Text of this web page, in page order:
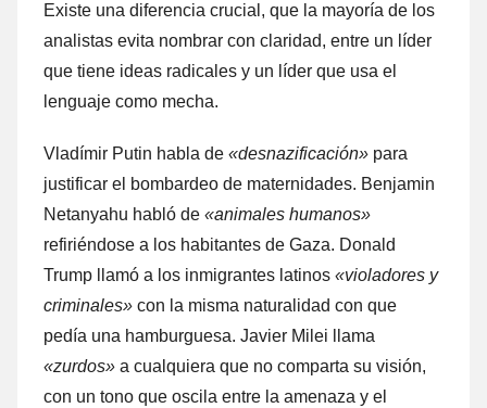
Existe una diferencia crucial, que la mayoría de los
analistas evita nombrar con claridad, entre un líder
que tiene ideas radicales y un líder que usa el
lenguaje como mecha.
Vladímir Putin habla de «desnazificación» para
justificar el bombardeo de maternidades. Benjamin
Netanyahu habló de «animales humanos»
refiriéndose a los habitantes de Gaza. Donald
Trump llamó a los inmigrantes latinos «violadores y
criminales» con la misma naturalidad con que
pedía una hamburguesa. Javier Milei llama
«zurdos» a cualquiera que no comparta su visión,
con un tono que oscila entre la amenaza y el